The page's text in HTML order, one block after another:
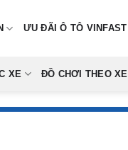
ƯU ĐÃI Ô TÔ VINFAST
XE ĐỒ CHƠI THEO XE